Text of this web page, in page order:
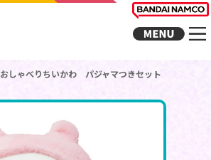
おしゃべりちいかわ パジャマつきセット